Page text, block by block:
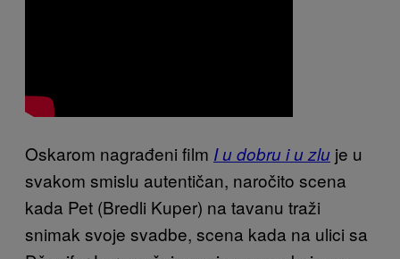
Oskarom nagrađeni film I u dobru i u zlu je u
svakom smislu autentičan, naročito scena
kada Pet (Bredli Kuper) na tavanu traži
snimak svoje svadbe, scena kada na ulici sa